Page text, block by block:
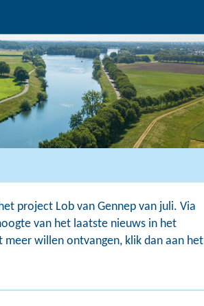
project Lob van Gennep van juli. Via
van het laatste nieuws in het
willen ontvangen, klik dan aan het